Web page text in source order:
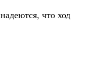
что ход